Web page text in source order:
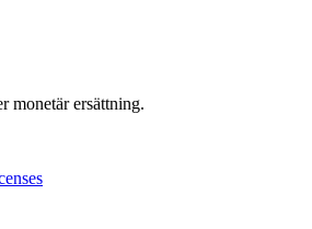
monetär ersättning.